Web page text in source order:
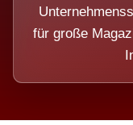
für große